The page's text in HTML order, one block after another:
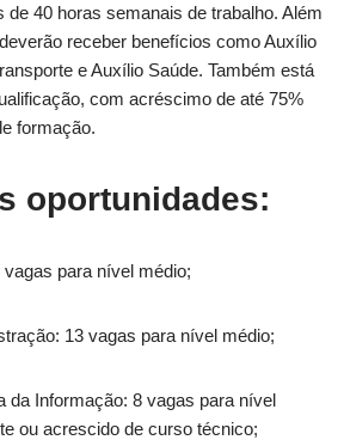
de 40 horas semanais de trabalho. Além
receber benefícios como Auxílio
e Auxílio Saúde. Também está
com acréscimo de até 75%
formação.
oportunidades:
para nível médio;
13 vagas para nível médio;
da Informação: 8 vagas para nível
ou acrescido de curso técnico;